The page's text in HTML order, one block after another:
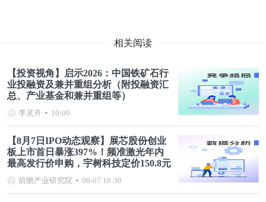
相关阅读
【投资视角】启示2026：中国铁矿石行
业投融资及兼并重组分析（附投融资汇
总、产业基金和兼并重组等）
李灵卉 10:00
【8月7日IPO动态观察】展芯股份创业
板上市首日暴涨397%！频准激光年内
最高发行价申购，宇树科技定价150.8元
前瞻产业研究院 08-07 18:30